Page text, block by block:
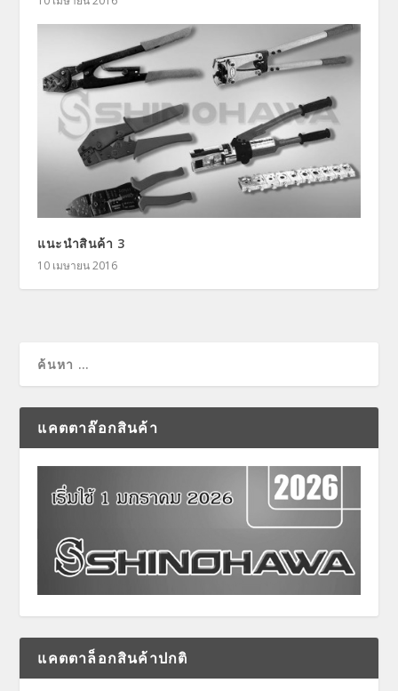
แนะนำสินค้า 3
10 เมษายน 2016
แคตตาล๊อกสินค้า
แคตตาล็อกสินค้าปกติ